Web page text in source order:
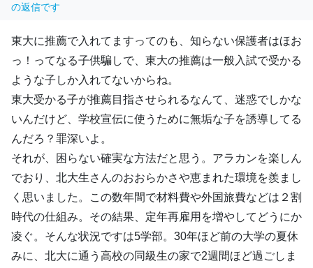
の返信です
東大に推薦で入れてますってのも、知らない保護者はほお
っ！ってなる子供騙しで、東大の推薦は一般入試で受かる
ような子しか入れてないからね。
東大受かる子が推薦目指させられるなんて、迷惑でしかな
いんだけど、学校宣伝に使うために無垢な子を誘導してる
んだろ？罪深いよ。
それが、困らない確実な方法だと思う。アラカンを楽しん
でおり、北大生さんのおおらかさや恵まれた環境を羨まし
く思いました。この数年間で材料費や外国旅費などは２割
時代の仕組み。その結果、定年再雇用を増やしてどうにか
凌ぐ。そんな状況ですは5学部。30年ほど前の大学の夏休
みに、北大に通う高校の同級生の家で2週間ほど過ごしま